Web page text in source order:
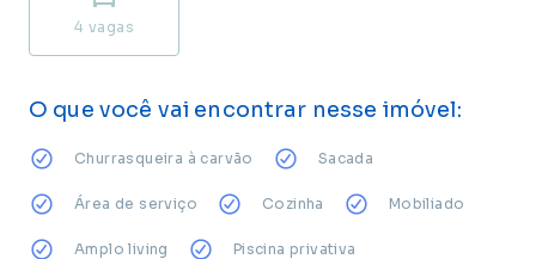
4 vagas
O que você vai encontrar nesse imóvel:
Churrasqueira à carvão Sacada
Área de serviço Cozinha Mobiliado
Amplo living Piscina privativa